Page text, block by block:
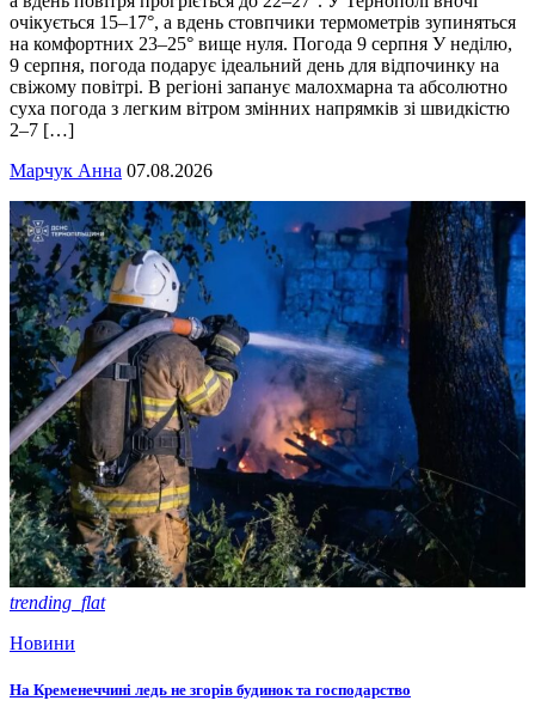
очікується 15–17°, а вдень стовпчики термометрів зупиняться
на комфортних 23–25° вище нуля. Погода 9 серпня У неділю,
9 серпня, погода подарує ідеальний день для відпочинку на
свіжому повітрі. В регіоні запанує малохмарна та абсолютно
суха погода з легким вітром змінних напрямків зі швидкістю
2–7 […]
Марчук Анна 07.08.2026
trending_flat
Новини
На Кременеччині ледь не згорів будинок та господарство